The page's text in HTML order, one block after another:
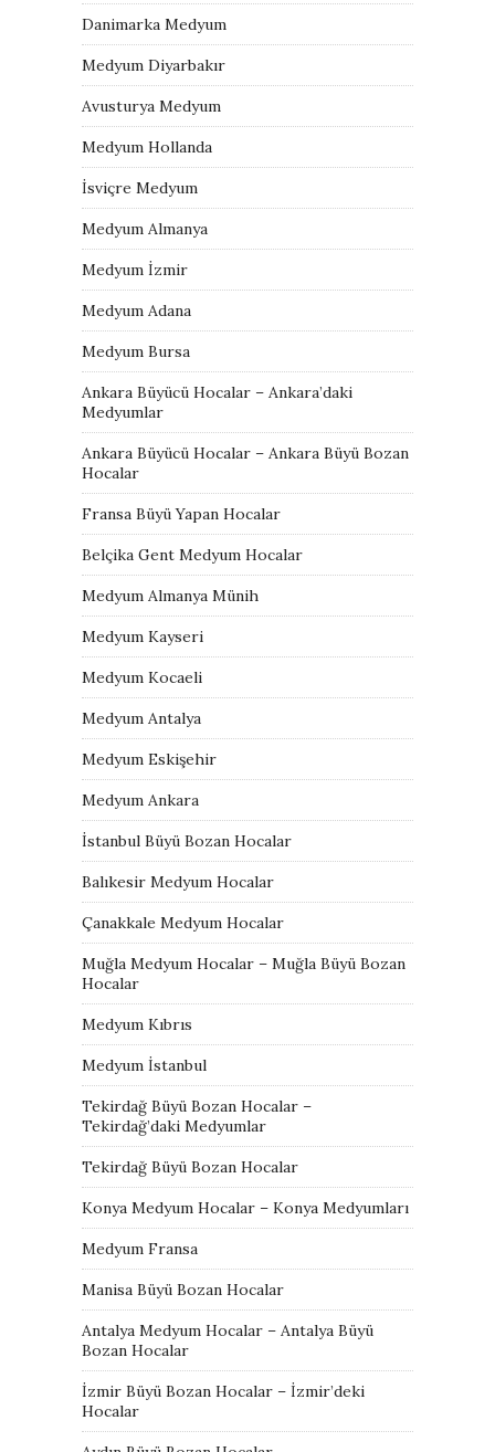
Danimarka Medyum
Medyum Diyarbakır
Avusturya Medyum
Medyum Hollanda
İsviçre Medyum
Medyum Almanya
Medyum İzmir
Medyum Adana
Medyum Bursa
Ankara Büyücü Hocalar – Ankara’daki
Medyumlar
Ankara Büyücü Hocalar – Ankara Büyü Bozan
Hocalar
Fransa Büyü Yapan Hocalar
Belçika Gent Medyum Hocalar
Medyum Almanya Münih
Medyum Kayseri
Medyum Kocaeli
Medyum Antalya
Medyum Eskişehir
Medyum Ankara
İstanbul Büyü Bozan Hocalar
Balıkesir Medyum Hocalar
Çanakkale Medyum Hocalar
Muğla Medyum Hocalar – Muğla Büyü Bozan
Hocalar
Medyum Kıbrıs
Medyum İstanbul
Tekirdağ Büyü Bozan Hocalar –
Tekirdağ’daki Medyumlar
Tekirdağ Büyü Bozan Hocalar
Konya Medyum Hocalar – Konya Medyumları
Medyum Fransa
Manisa Büyü Bozan Hocalar
Antalya Medyum Hocalar – Antalya Büyü
Bozan Hocalar
İzmir Büyü Bozan Hocalar – İzmir’deki
Hocalar